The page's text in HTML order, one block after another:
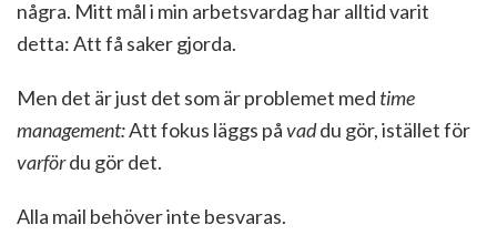
några. Mitt mål i min arbetsvardag har alltid varit
detta: Att få saker gjorda.
Men det är just det som är problemet med time
management:Att fokus läggs påvaddu gör, istället för
varfördu gör det.
Alla mail behöver inte besvaras.